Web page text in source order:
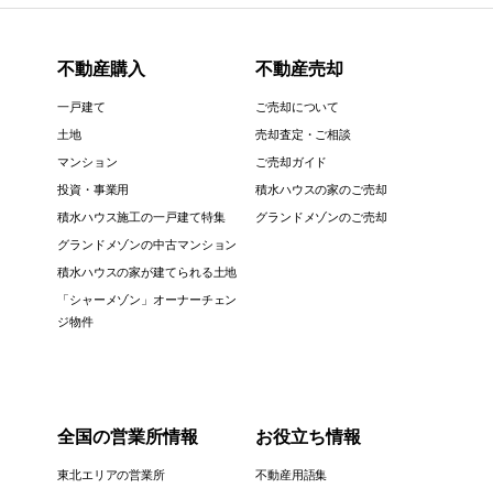
不動産購入
一戸建て
土地
マンション
投資・事業用
積水ハウス施工の一戸建て特集
グランドメゾンの中古マンション
積水ハウスの家が建てられる土地
「シャーメゾン」オーナーチェン
ジ物件
不動産売却
ご売却について
売却査定・ご相談
ご売却ガイド
積水ハウスの家のご売却
グランドメゾンのご売却
全国の営業所情報
東北エリアの営業所
お役立ち情報
不動産用語集